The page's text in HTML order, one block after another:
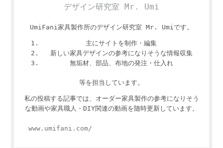
デザイン研究室 Mr. Umi
UmiFani家具製作所のデザイン研究室 Mr. Umiです。
主にサイトを制作・編集
新しい家具デザインの参考になりそうな情報収集
無垢材、部品、布地の発注・仕入れ
等を担当しています。
私の投稿する記事では、オーダー家具製作の参考になりそう
な動画や家具職人・DIY関連の動画を随時更新しています。
www.umifani.com/